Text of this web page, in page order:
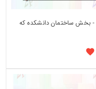
- بخش ساختمان دانشکده که